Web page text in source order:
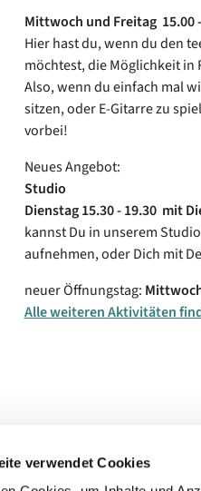
verwendet Cookies
Mittwoch und Freitag 15.00
Hier hast du, wenn du den
möchtest, die Möglichkeit in
Also, wenn du einfach mal
sitzen, oder E-Gitarre zu
vorbei!
Neues Angebot:
Studio
Dienstag 15.30 - 19.30 mit
kannst Du in unserem
aufnehmen, oder Dich mit
neuer Öffnungstag:
Alle weiteren Aktivitäten